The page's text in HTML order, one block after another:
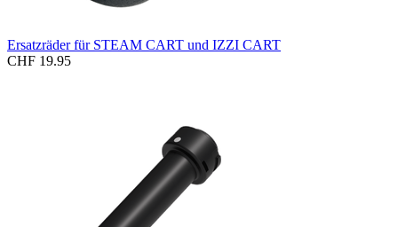
Ersatzräder für STEAM CART und IZZI CART
CHF 19.95